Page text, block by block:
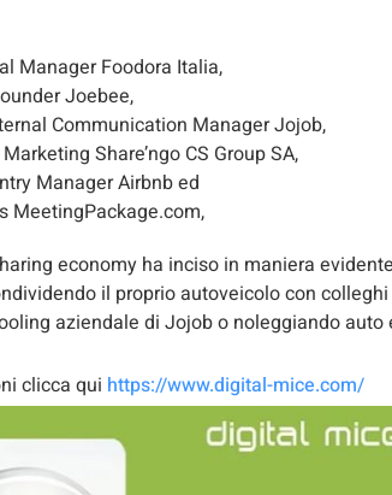
Manager Foodora Italia,
Joebee,
Communication Manager Jojob,
Share’ngo CS Group SA,
Manager Airbnb ed
MeetingPackage.com,
economy ha inciso in maniera
il proprio autoveicolo con
aziendale di Jojob o noleggiando auto
clicca qui https://www.digital-mice.com/